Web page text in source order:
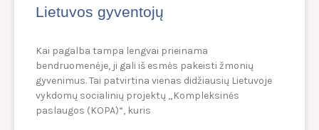
Lietuvos gyventojų
Kai pagalba tampa lengvai prieinama
bendruomenėje, ji gali iš esmės pakeisti žmonių
gyvenimus. Tai patvirtina vienas didžiausių Lietuvoje
vykdomų socialinių projektų „Kompleksinės
paslaugos (KOPA)“, kuris